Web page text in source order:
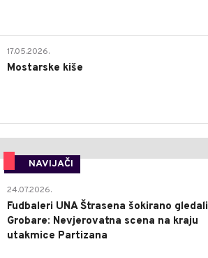
17.05.2026.
Mostarske kiše
NAVIJAČI
24.07.2026.
Fudbaleri UNA Štrasena šokirano gledali
Grobare: Nevjerovatna scena na kraju
utakmice Partizana